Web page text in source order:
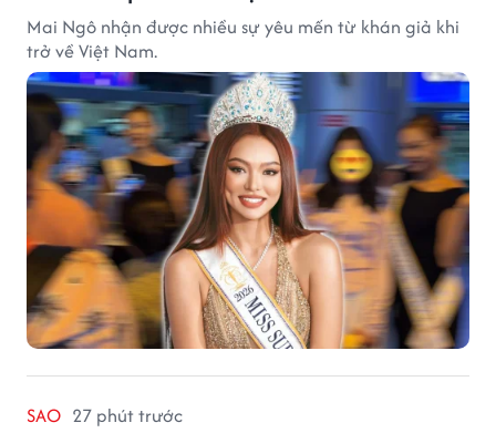
Mai Ngô nhận được nhiều sự yêu mến từ khán giả khi
trở về Việt Nam.
SAO 27 phút trước